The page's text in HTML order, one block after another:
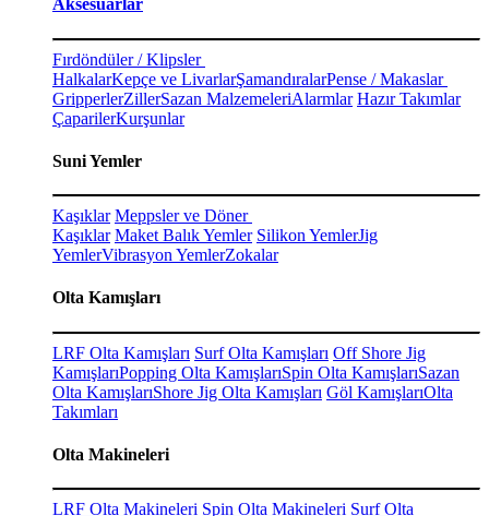
Aksesuarlar
Fırdöndüler / Klipsler
HalkalarKepçe ve LivarlarŞamandıralarPense / Makaslar
GripperlerZillerSazan MalzemeleriAlarmlar Hazır Takımlar
ÇaparilerKurşunlar
Suni Yemler
Kaşıklar Meppsler ve Döner
Kaşıklar Maket Balık Yemler Silikon YemlerJig
YemlerVibrasyon YemlerZokalar
Olta Kamışları
LRF Olta Kamışları Surf Olta Kamışları Off Shore Jig
KamışlarıPopping Olta KamışlarıSpin Olta KamışlarıSazan
Olta KamışlarıShore Jig Olta Kamışları Göl KamışlarıOlta
Takımları
Olta Makineleri
LRF Olta Makineleri Spin Olta Makineleri Surf Olta